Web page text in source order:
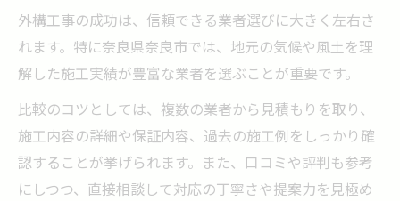
家族目線の外構工事で暮らしを豊かに
外構工事で家族が安心できる快適な動線づ
くり
おもいやり駐車場制度を活用する外構工事
の工夫
外構工事で考える高齢者や子供への安全配
慮
外構工事の成功は、信頼できる業者選びに大きく左右さ
れます。特に奈良県奈良市では、地元の気候や風土を理
解した施工実績が豊富な業者を選ぶことが重要です。
比較のコツとしては、複数の業者から見積もりを取り、
施工内容の詳細や保証内容、過去の施工例をしっかり確
認することが挙げられます。また、口コミや評判も参考
にしつつ、直接相談して対応の丁寧さや提案力を見極め